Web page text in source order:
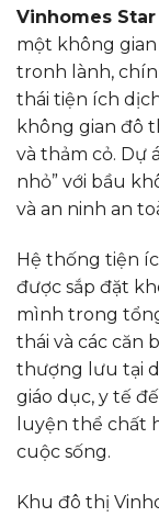
Vinhomes
một không
tronh lành,
thái tiện ích
không gian đô
và thảm cỏ. Dự
nhỏ” với bầu
và an ninh an
Hệ thống tiện
được sắp đặt
mình trong
thái và các căn
thượng lưu tại
giáo dục, y tế
luyện thể chất
cuộc sống.
Khu đô thị